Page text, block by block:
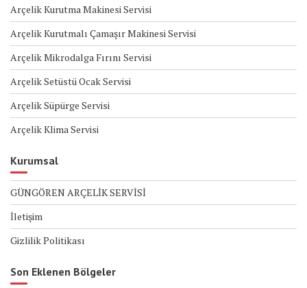
Arçelik Kurutma Makinesi Servisi
Arçelik Kurutmalı Çamaşır Makinesi Servisi
Arçelik Mikrodalga Fırını Servisi
Arçelik Setüstü Ocak Servisi
Arçelik Süpürge Servisi
Arçelik Klima Servisi
Kurumsal
GÜNGÖREN ARÇELİK SERVİSİ
İletişim
Gizlilik Politikası
Son Eklenen Bölgeler